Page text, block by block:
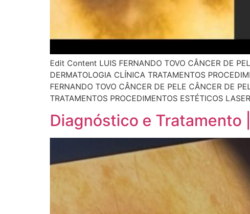
Edit Content LUIS FERNANDO TOVO CÂNCER DE
DERMATOLOGIA CLÍNICA TRATAMENTOS
FERNANDO TOVO CÂNCER DE PELE CÂNCER DE
TRATAMENTOS PROCEDIMENTOS ESTÉTICOS
Diagnóstico e Tratamento